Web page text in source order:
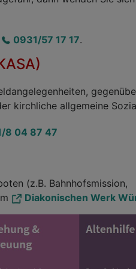
0931/57 17 17.
kirchliche allgemeine
8 04 87 47
(z.B. Bahnhofsmission,
Diakonischen Werk